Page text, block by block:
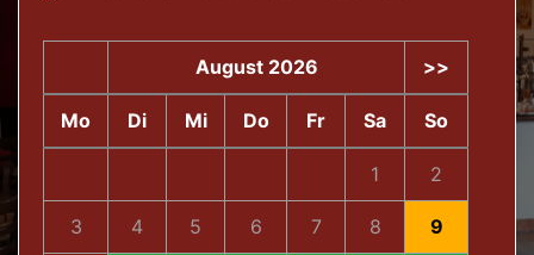
August 2026 >>
Mo Di Mi Do Fr Sa So
1 2
3 4 5 6 7 8 9